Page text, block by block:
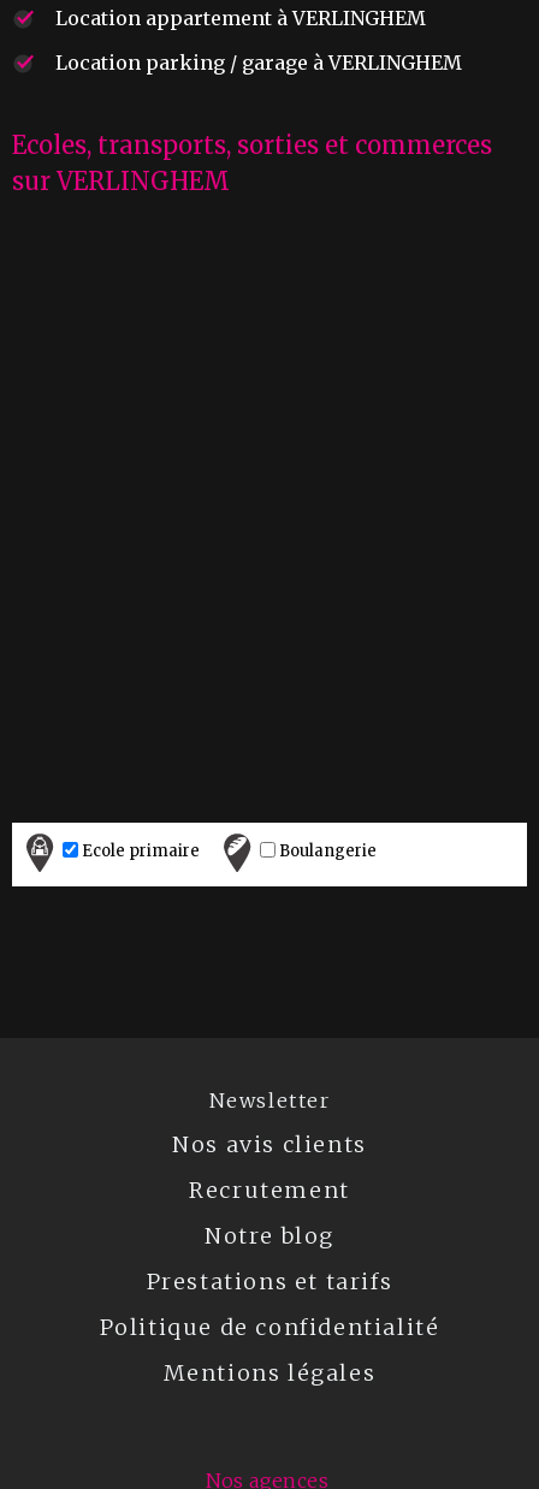
Location appartement à VERLINGHEM
Location parking / garage à VERLINGHEM
Ecoles, transports, sorties et commerces
sur VERLINGHEM
Ecole primaire Boulangerie
Newsletter
Nos avis clients
Recrutement
Notre blog
Prestations et tarifs
Politique de confidentialité
Mentions légales
Nos agences